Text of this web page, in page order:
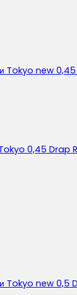
Tokyo new
0,45 Drap
Tokyo new 0,5